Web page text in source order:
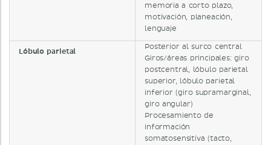
memoria a corto plazo,
motivación, planeación,
lenguaje
Lóbulo parietal
Posterior al surco central
Giros/áreas principales: giro
postcentral, lóbulo parietal
superior, lóbulo parietal
inferior (giro supramarginal,
giro angular)
Procesamiento de
información
somatosensitiva (tacto,